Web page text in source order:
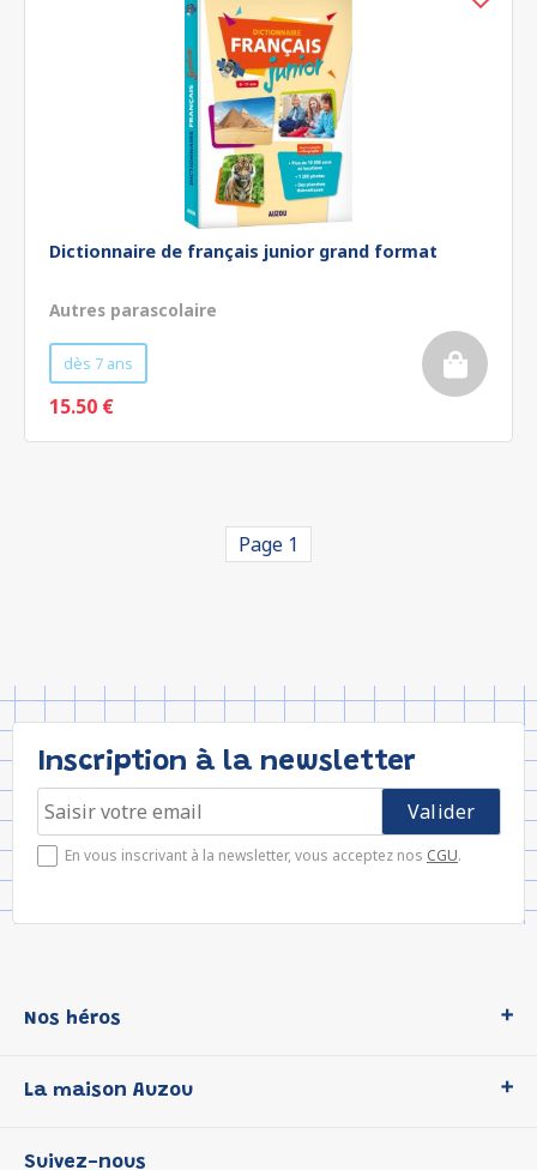
Dictionnaire de français junior grand format
Autres parascolaire
dès 7 ans
15.50 €
Page 1
Inscription à la newsletter
En vous inscrivant à la newsletter, vous acceptez nos CGU.
Nos héros
P'tit Loup
La maison Auzou
Suivez-nous